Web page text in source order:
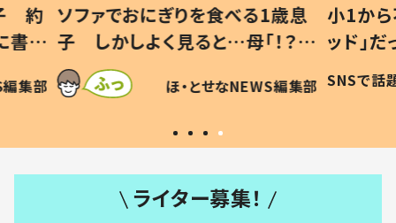
歳息
？」
編集部
小1から不登校、息子は「ギフテ
ッド」だった 父が“ウチ給食”を
作り続ける理由とは #令和の親
#令和の子
SNSで話題 ほ・とせなNEWS編集部
ひ孫
が、抱
「涙
い」
ライター募集！